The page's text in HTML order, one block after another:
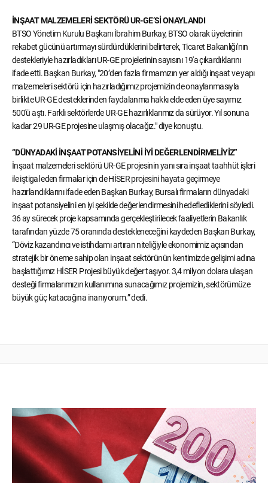
İNŞAAT MALZEMELERİ SEKTÖRÜ UR-GE’Sİ ONAYLANDI
BTSO Yönetim Kurulu Başkanı İbrahim Burkay, BTSO olarak üyelerinin
rekabet gücünü artırmayı sürdürdüklerini belirterek, Ticaret Bakanlığı'nın
destekleriyle hazırladıkları UR-GE projelerinin sayısını 19'a çıkardıklarını
ifade etti. Başkan Burkay, "20’den fazla firmamızın yer aldığı inşaat ve yapı
malzemeleri sektörü için hazırladığımız projemizin de onaylanmasıyla
birlikte UR-GE desteklerinden faydalanma hakkı elde eden üye sayımız
500'ü aştı. Farklı sektörlerde UR-GE hazırlıklarımız da sürüyor. Yıl sonuna
kadar 29 UR-GE projesine ulaşmış olacağız." diye konuştu.
“DÜNYADAKİ İNŞAAT POTANSİYELİNİ İYİ DEĞERLENDİRMELİYİZ”
İnşaat malzemeleri sektörü UR-GE projesinin yanı sıra inşaat taahhüt işleri
ile iştigal eden firmalar için de HİSER projesini hayata geçirmeye
hazırlandıklarını ifade eden Başkan Burkay, Bursalı firmaların dünyadaki
inşaat potansiyelini en iyi şekilde değerlendirmesini hedeflediklerini söyledi.
36 ay sürecek proje kapsamında gerçekleştirilecek faaliyetlerin Bakanlık
tarafından yüzde 75 oranında destekleneceğini kaydeden Başkan Burkay,
“Döviz kazandırıcı ve istihdamı artıran niteliğiyle ekonomimiz açısından
stratejik bir öneme sahip olan inşaat sektörünün kentimizde gelişimi adına
başlattığımız HİSER Projesi büyük değer taşıyor. 3,4 milyon dolara ulaşan
desteği firmalarımızın kullanımına sunacağımız projemizin, sektörümüze
büyük güç katacağına inanıyorum.” dedi.